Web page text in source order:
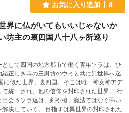
お気に入り追加 8
に仏がいてもいいじゃないか
坊主の裏四国八十八ヶ所巡り
として四国の地方都市で働く青年ソラは、ひ
緒正しき寺の三男坊のウミと共に異世界へ迷
統一され、他の信仰を封印された世界。 行
出会うソラ達は、剣や槍、魔法ではなく弔い
目指すは異世界の封印された